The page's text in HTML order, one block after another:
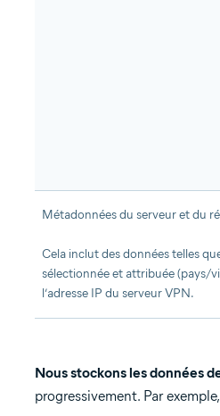
Métadonnées du serveur et du
Cela inclut des données telles
sélectionnée et attribuée (pays/
l’adresse IP du serveur VPN.
Nous stockons les données
progressivement. Par